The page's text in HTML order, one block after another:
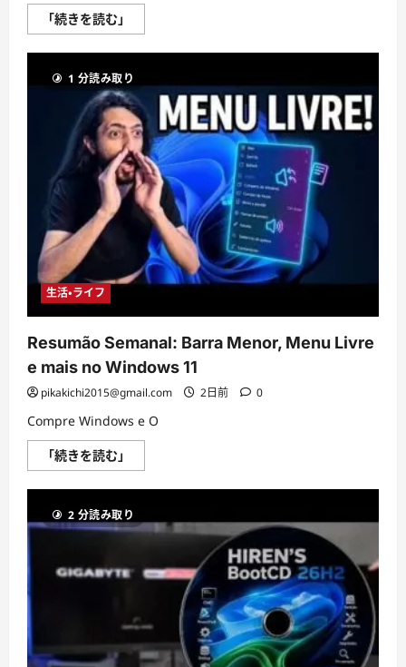
「続きを読む」
is
Sending
App
&
Browsing
History
to
Microsoft
#Shorts
に
つ
い
て
む
1 分読み取り
生活・ライフ
Resumão Semanal: Barra Menor, Menu Livre
e mais no Windows 11
pikakichi2015@gmail.com 2日前 0
Compre Windows e O
「続きを読む」
Semanal:
Menor,
Livre
e
Windows
11
い
て
さ
ら
2 分読み取り